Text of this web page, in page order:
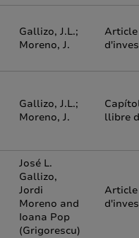
Gallizo, J.L.;
Moreno, J.
Article
Gallizo, J.L.;
Moreno, J.
llibre
José L.
Gallizo,
Jordi
Moreno and
Ioana Pop
(Grigorescu)
Article